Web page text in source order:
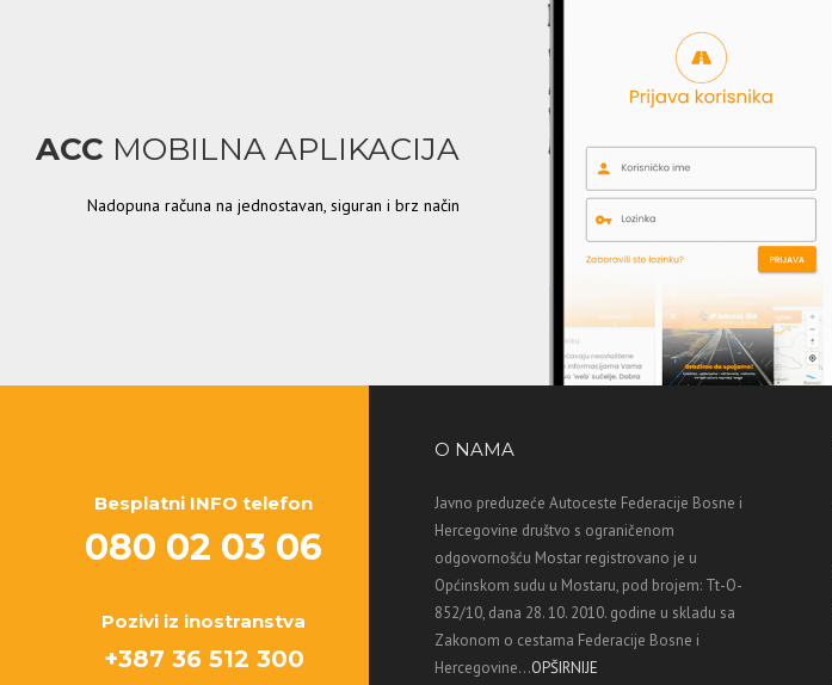
ACC MOBILNA APLIKACIJA
Nadopuna računa na jednostavan, siguran i brz način
Besplatni INFO telefon
080 02 03 06
Pozivi iz inostranstva
+387 36 512 300
O NAMA
Javno preduzeće Autoceste Federacije Bosne i
Hercegovine društvo s ograničenom
odgovornošću Mostar registrovano je u
Općinskom sudu u Mostaru, pod brojem: Tt-O-
852/10, dana 28. 10. 2010. godine u skladu sa
Zakonom o cestama Federacije Bosne i
Hercegovine...OPŠIRNIJE